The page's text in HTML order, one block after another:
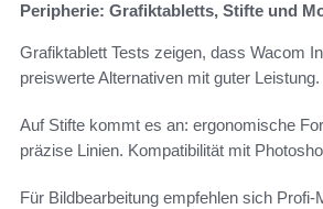
Peripherie: Grafiktabletts, Stifte und
Grafiktablett Tests zeigen, dass Wacom
preiswerte Alternativen mit guter Leistung.
Auf Stifte kommt es an: ergonomische
präzise Linien. Kompatibilität mit
Für Bildbearbeitung empfehlen sich